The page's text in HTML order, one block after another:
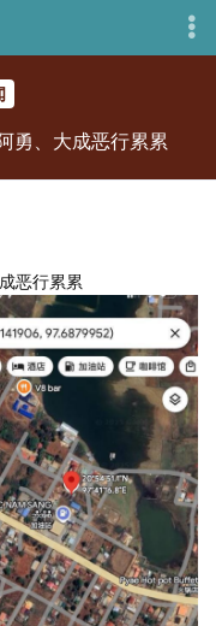
勇、大成恶行累累
恶行累累